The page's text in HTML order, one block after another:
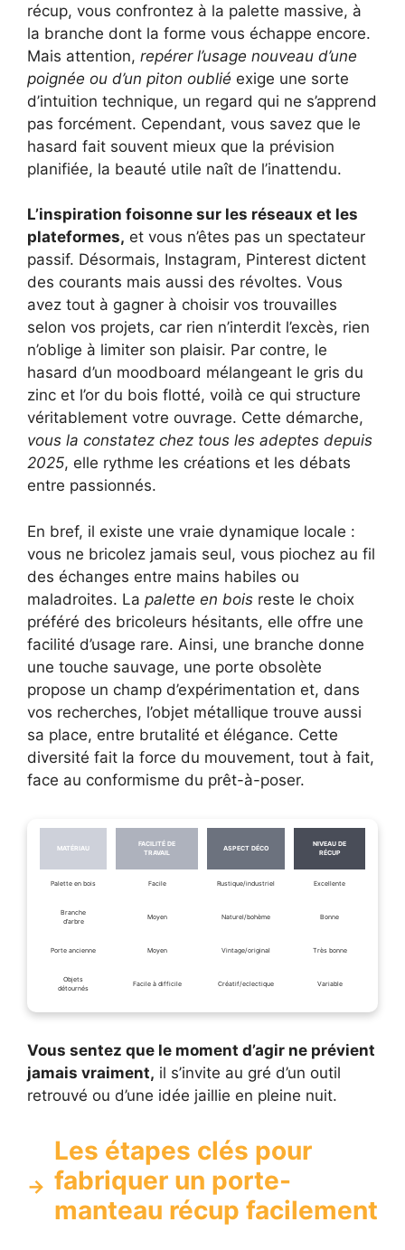
récup, vous confrontez à la palette massive, à
la branche dont la forme vous échappe encore.
Mais attention, repérer l’usage nouveau d’une
poignée ou d’un piton oublié exige une sorte
d’intuition technique, un regard qui ne s’apprend
pas forcément. Cependant, vous savez que le
hasard fait souvent mieux que la prévision
planifiée, la beauté utile naît de l’inattendu.
L’inspiration foisonne sur les réseaux et les
plateformes, et vous n’êtes pas un spectateur
passif. Désormais, Instagram, Pinterest dictent
des courants mais aussi des révoltes. Vous
avez tout à gagner à choisir vos trouvailles
selon vos projets, car rien n’interdit l’excès, rien
n’oblige à limiter son plaisir. Par contre, le
hasard d’un moodboard mélangeant le gris du
zinc et l’or du bois flotté, voilà ce qui structure
véritablement votre ouvrage. Cette démarche,
vous la constatez chez tous les adeptes depuis
2025, elle rythme les créations et les débats
entre passionnés.
En bref, il existe une vraie dynamique locale :
vous ne bricolez jamais seul, vous piochez au fil
des échanges entre mains habiles ou
maladroites. La palette en bois reste le choix
préféré des bricoleurs hésitants, elle offre une
facilité d’usage rare. Ainsi, une branche donne
une touche sauvage, une porte obsolète
propose un champ d’expérimentation et, dans
vos recherches, l’objet métallique trouve aussi
sa place, entre brutalité et élégance. Cette
diversité fait la force du mouvement, tout à fait,
face au conformisme du prêt-à-poser.
MATÉRIAU
FACILITÉ DE
TRAVAIL
ASPECT DÉCO
NIVEAU DE
RÉCUP
Palette en bois Facile Rustique/industriel Excellente
Branche
d’arbre
Moyen Naturel/bohème Bonne
Porte ancienne Moyen Vintage/original Très bonne
Objets
détournés
Facile à difficile Créatif/eclectique Variable
Vous sentez que le moment d’agir ne prévient
jamais vraiment, il s’invite au gré d’un outil
retrouvé ou d’une idée jaillie en pleine nuit.
Les étapes clés pour
fabriquer un porte-
manteau récup facilement